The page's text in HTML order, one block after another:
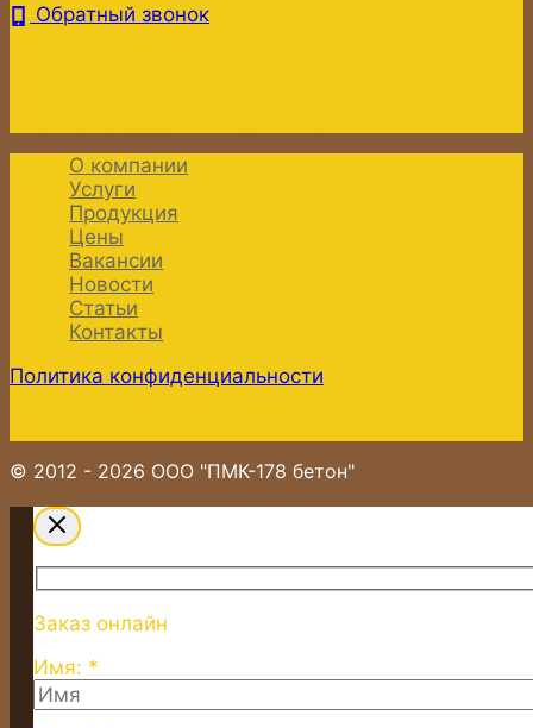
Обратный звонок
О компании
Услуги
Продукция
Цены
Вакансии
Новости
Статьи
Контакты
Политика конфиденциальности
© 2012 - 2026 ООО "ПМК-178 бетон"
Заказ онлайн
Имя: *